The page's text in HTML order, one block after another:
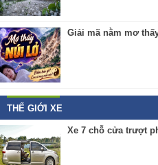
Giải mã nằm mơ
THẾ GIỚI XE
Xe 7 chỗ cửa trượt